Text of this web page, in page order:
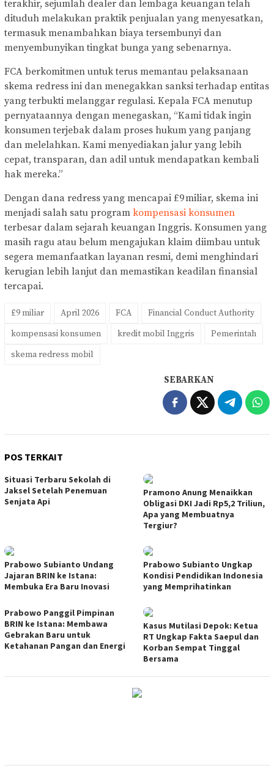
terakhir, sejumlah dealer dan lembaga keuangan telah
dituduh melakukan praktik penjualan yang menyesatkan,
termasuk menambahkan biaya tersembunyi dan
menyembunyikan tingkat bunga yang sebenarnya.
FCA berkomitmen untuk terus memantau pelaksanaan
skema redress ini dan menegakkan sanksi terhadap entitas
yang terbukti melanggar regulasi. Kepala FCA menutup
pernyataannya dengan menegaskan, “Kami tidak ingin
konsumen terjebak dalam proses hukum yang panjang
dan melelahkan. Kami menyediakan jalur yang lebih
cepat, transparan, dan adil untuk mendapatkan kembali
hak mereka.”
Dengan dana redress yang mencapai £9 miliar, skema ini
menjadi salah satu program kompensasi konsumen
terbesar dalam sejarah keuangan Inggris. Konsumen yang
masih ragu atau belum mengajukan klaim diimbau untuk
segera memanfaatkan layanan resmi, demi menghindari
kerugian lebih lanjut dan memastikan keadilan finansial
tercapai.
£9 miliar April 2026 FCA
Financial Conduct Authority
kompensasi konsumen
kredit mobil Inggris
Pemerintah
skema redress mobil
SEBARKAN
POS TERKAIT
Situasi Terbaru Sekolah di
Jaksel Setelah Penemuan
Senjata Api
Pramono Anung Menaikkan
Obligasi DKI Jadi Rp5,2 Triliun,
Apa yang Membuatnya
Tergiur?
Prabowo Subianto Undang
Jajaran BRIN ke Istana:
Membuka Era Baru Inovasi
Prabowo Subianto Ungkap
Kondisi Pendidikan Indonesia
yang Memprihatinkan
Prabowo Panggil Pimpinan
BRIN ke Istana: Membawa
Gebrakan Baru untuk
Ketahanan Pangan dan Energi
Kasus Mutilasi Depok: Ketua
RT Ungkap Fakta Saepul dan
Korban Sempat Tinggal
Bersama